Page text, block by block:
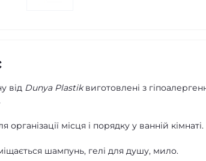
від Dunya Plastikвиготовлені з
організації місця і порядку у ванній кімнаті.
шампунь, гелі для душу, мило.